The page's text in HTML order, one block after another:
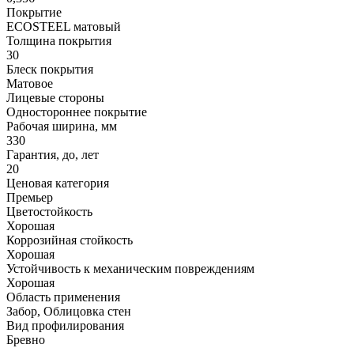
Покрытие
ECOSTEEL матовый
Толщина покрытия
30
Блеск покрытия
Матовое
Лицевые стороны
Одностороннее покрытие
Рабочая ширина, мм
330
Гарантия, до, лет
20
Ценовая категория
Премьер
Цветостойкость
Хорошая
Коррозийная стойкость
Хорошая
Устойчивость к механическим повреждениям
Хорошая
Область применения
Забор, Облицовка стен
Вид профилирования
Бревно